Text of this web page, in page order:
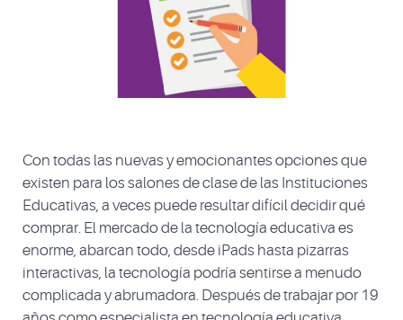
Con todas las nuevas y emocionantes opciones que
existen para los salones de clase de las Instituciones
Educativas, a veces puede resultar difícil decidir qué
comprar. El mercado de la tecnología educativa es
enorme, abarcan todo, desde iPads hasta pizarras
interactivas, la tecnología podría sentirse a menudo
complicada y abrumadora. Después de trabajar por 19